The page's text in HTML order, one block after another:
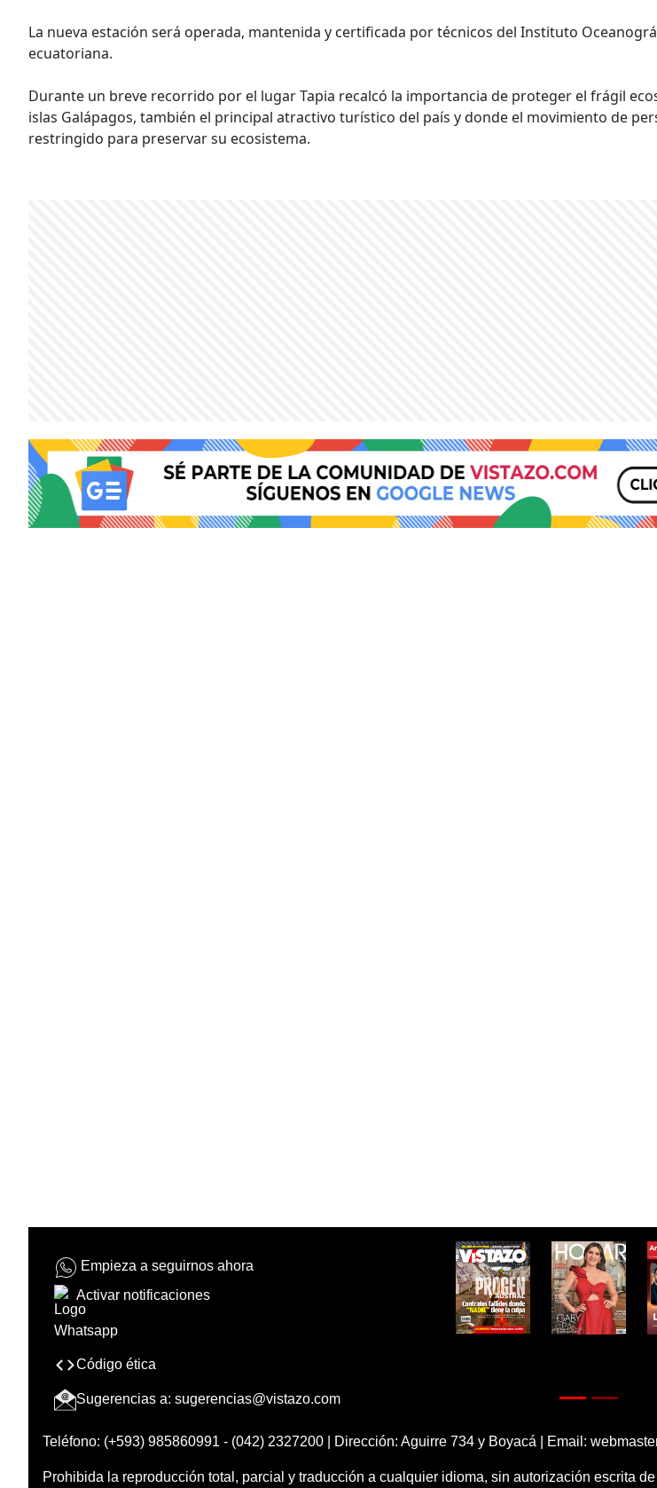
La nueva estación será operada, mantenida y certificada por técnicos del Instituto
ecuatoriana.
Durante un breve recorrido por el lugar Tapia recalcó la importancia de proteger el frágil
islas Galápagos, también el principal atractivo turístico del país y donde el movimiento de
restringido para preservar su ecosistema.
Empieza a seguirnos ahora
Activar notificaciones
Código ética
Sugerencias a: sugerencias@vistazo.com
Teléfono: (+593) 985860991 - (042) 2327200 | Dirección: Aguirre 734 y Boyacá | Email:
Prohibida la reproducción total, parcial y traducción a cualquier idioma, sin autorización escrita